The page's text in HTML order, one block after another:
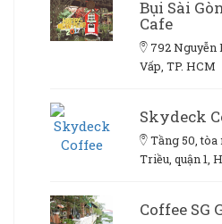
Bụi Sài
Cafe
792 Nguyễn
Vấp, TP. HCM
Skydeck
Tầng 50, tòa
Triều, quận 1,
Coffee SG